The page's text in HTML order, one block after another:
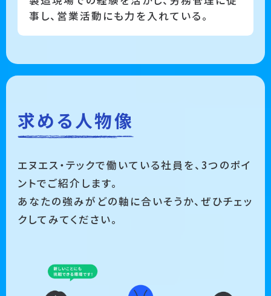
事し、営業活動にも力を入れている。
求める人物像
エヌエス・テックで働いている社員を、3つのポイ
ントでご紹介します。
あなたの強みがどの軸に合いそうか、ぜひチェッ
クしてみてください。